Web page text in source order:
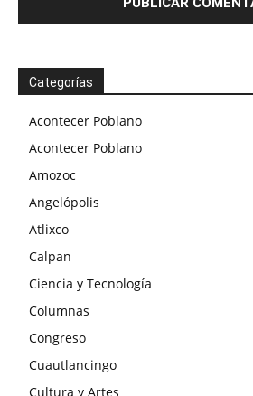
Categorías
Acontecer Poblano
Acontecer Poblano
Amozoc
Angelópolis
Atlixco
Calpan
Ciencia y Tecnología
Columnas
Congreso
Cuautlancingo
Cultura y Artes